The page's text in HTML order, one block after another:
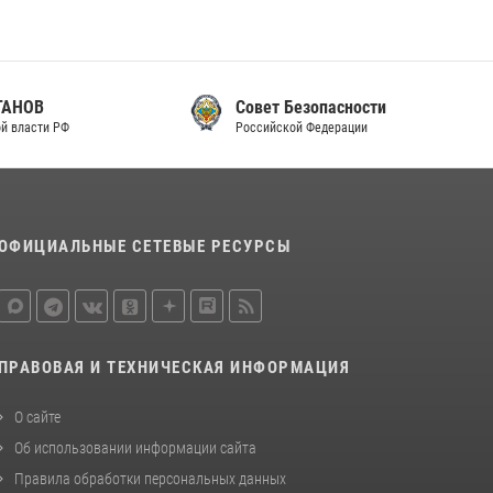
В Челябинске росгвардейцы задержали
злоумышленников, напавших на бригаду
конференция по обобщению боевого опыта
Совет Безопасности
Российской Федерации
СЕТЕВЫЕ РЕСУРСЫ
ПРАВОВАЯ И ТЕХНИЧЕСКАЯ ИНФОРМАЦИЯ
О сайте
Об использовании информации сайта
Правила обработки персональных данных